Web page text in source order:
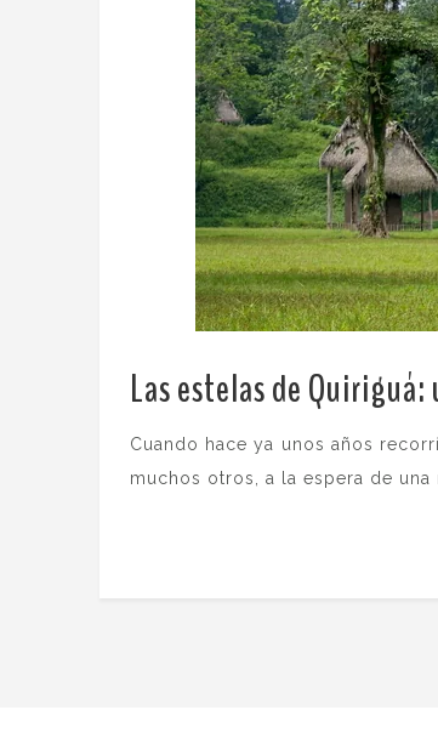
Las estelas de
Cuando hace ya unos años
muchos otros, a la espera de